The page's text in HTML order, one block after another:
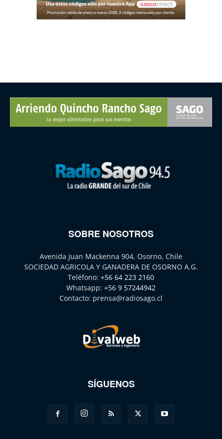
SOBRE NOSOTROS
Avenida Juan Mackenna 904, Osorno, Chile
SOCIEDAD AGRICOLA Y GANADERA DE OSORNO A.G.
Teléfono: +56 64 223 2160
Whatsapp: +56 9 57244942
Contacto: prensa@radiosago.cl
SÍGUENOS